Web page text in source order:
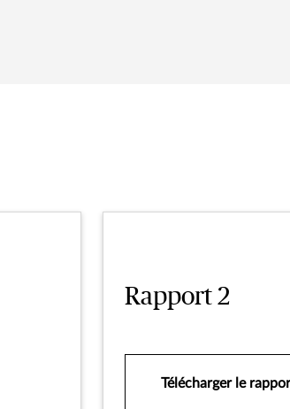
Rapport 2
Télécharger le